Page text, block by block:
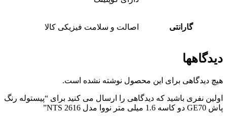
گارانتی اصالت و سلامت فیزیکی کالا
دیدگاهها
هیچ دیدگاهی برای این محصول نوشته نشده است.
اولین نفری باشید که دیدگاهی را ارسال می کنید برای “پیستوله رنگ
پاش GE70 دو کاسه 1.6 میلی متر نووا مدل NTS 2616”